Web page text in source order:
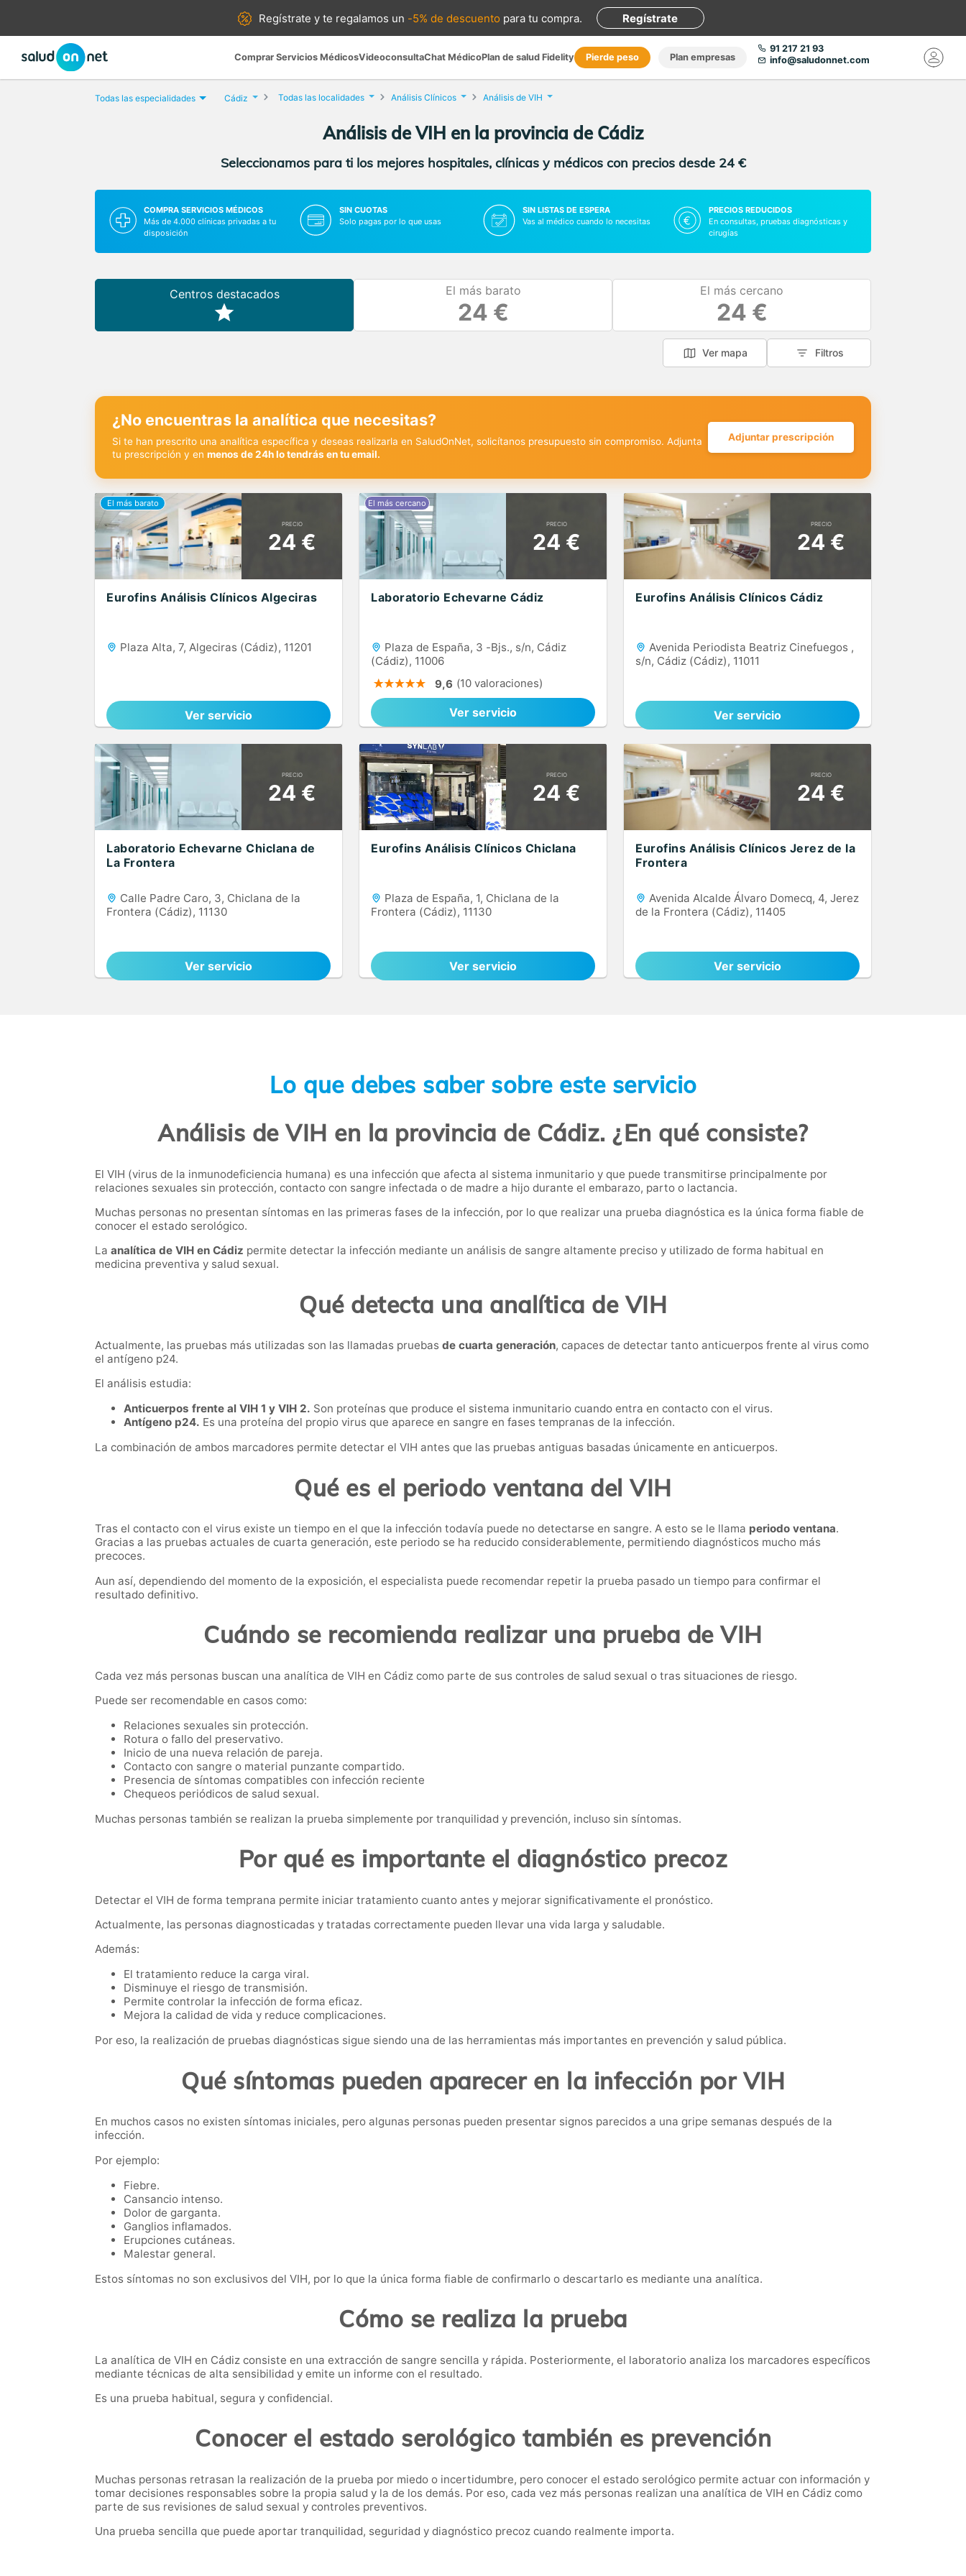
Regístrate yte regalamos un -5% de descuento para tu compra. Regístrate
Comprar Servicios MédicosVideoconsultaChat MédicoPlan de salud Fidelity Pierde peso Plan empresas
91 217 21 93
info@saludonnet.com
Todas las especialidades Cádiz Todas las localidades Análisis Clínicos Análisis de VIH
Análisis de VIH en la provincia de Cádiz
Seleccionamos para ti los mejores hospitales, clínicas y médicos con precios desde 24 €
COMPRA SERVICIOS MÉDICOS
Más de 4.000 clínicas privadas a tu
disposición
SIN CUOTAS
Solo pagas por lo que usas
SIN LISTAS DE ESPERA
Vas al médico cuando lo necesitas
PRECIOS REDUCIDOS
En consultas, pruebas diagnósticas y
cirugías
Centros destacados El más barato
24 €
El más cercano
24 €
Ver mapa Filtros
¿No encuentras la analítica que necesitas?
Si te han prescrito una analítica específica y deseas realizarla en SaludOnNet, solicítanos presupuesto sin compromiso. Adjunta
tu prescripción y en menos de 24h lo tendrás en tu email.
Adjuntar prescripción
PRECIO
24 €
Eurofins Análisis Clínicos Algeciras
Plaza Alta, 7, Algeciras (Cádiz), 11201
Ver servicio
PRECIO
24 €
Laboratorio Echevarne Cádiz
Plaza de España, 3 -Bjs., s/n, Cádiz
(Cádiz), 11006
9,6 (10 valoraciones)
Ver servicio
PRECIO
24 €
Eurofins Análisis Clínicos Cádiz
Avenida Periodista Beatriz Cinefuegos ,
s/n, Cádiz (Cádiz), 11011
Ver servicio
PRECIO
24 €
Laboratorio Echevarne Chiclana de
La Frontera
Calle Padre Caro, 3, Chiclana de la
Frontera (Cádiz), 11130
Ver servicio
PRECIO
24 €
Eurofins Análisis Clínicos Chiclana
Plaza de España, 1, Chiclana de la
Frontera (Cádiz), 11130
Ver servicio
PRECIO
24 €
Eurofins Análisis Clínicos Jerez de la
Frontera
Avenida Alcalde Álvaro Domecq, 4, Jerez
de la Frontera (Cádiz), 11405
Ver servicio
Lo que debes saber sobre este servicio
Análisis de VIH en la provincia de Cádiz. ¿En qué consiste?
El VIH (virus de la inmunodeficiencia humana) es una infección que afecta al sistema inmunitario y que puede transmitirse principalmente por
relaciones sexuales sin protección, contacto con sangre infectada o de madre a hijo durante el embarazo, parto o lactancia.
Muchas personas no presentan síntomas en las primeras fases de la infección, por lo que realizar una prueba diagnóstica es la única forma fiable de
conocer el estado serológico.
La analítica de VIH en Cádiz permite detectar la infección mediante un análisis de sangre altamente preciso y utilizado de forma habitual en
medicina preventiva y salud sexual.
Qué detecta una analítica de VIH
Actualmente, las pruebas más utilizadas son las llamadas pruebas de cuarta generación, capaces de detectar tanto anticuerpos frente al virus como
el antígeno p24.
El análisis estudia:
Anticuerpos frente al VIH 1 y VIH 2. Son proteínas que produce el sistema inmunitario cuando entra en contacto con el virus.
Antígeno p24. Es una proteína del propio virus que aparece en sangre en fases tempranas de la infección.
La combinación de ambos marcadores permite detectar el VIH antes que las pruebas antiguas basadas únicamente en anticuerpos.
Qué es el periodo ventana del VIH
Tras el contacto con el virus existe un tiempo en el que la infección todavía puede no detectarse en sangre. A esto se le llama periodo ventana.
Gracias a las pruebas actuales de cuarta generación, este periodo se ha reducido considerablemente, permitiendo diagnósticos mucho más
precoces.
Aun así, dependiendo del momento de la exposición, el especialista puede recomendar repetir la prueba pasado un tiempo para confirmar el
resultado definitivo.
Cuándo se recomienda realizar una prueba de VIH
Cada vez más personas buscan una analítica de VIH en Cádiz como parte de sus controles de salud sexual o tras situaciones de riesgo.
Puede ser recomendable en casos como:
Relaciones sexuales sin protección.
Rotura o fallo del preservativo.
Inicio de una nueva relación de pareja.
Contacto con sangre o material punzante compartido.
Presencia de síntomas compatibles con infección reciente
Chequeos periódicos de salud sexual.
Muchas personas también se realizan la prueba simplemente por tranquilidad y prevención, incluso sin síntomas.
Por qué es importante el diagnóstico precoz
Detectar el VIH de forma temprana permite iniciar tratamiento cuanto antes y mejorar significativamente el pronóstico.
Actualmente, las personas diagnosticadas y tratadas correctamente pueden llevar una vida larga y saludable.
Además:
El tratamiento reduce la carga viral.
Disminuye el riesgo de transmisión.
Permite controlar la infección de forma eficaz.
Mejora la calidad de vida y reduce complicaciones.
Por eso, la realización de pruebas diagnósticas sigue siendo una de las herramientas más importantes en prevención y salud pública.
Qué síntomas pueden aparecer en la infección por VIH
En muchos casos no existen síntomas iniciales, pero algunas personas pueden presentar signos parecidos a una gripe semanas después de la
infección.
Por ejemplo:
Fiebre.
Cansancio intenso.
Dolor de garganta.
Ganglios inflamados.
Erupciones cutáneas.
Malestar general.
Estos síntomas no son exclusivos del VIH, por lo que la única forma fiable de confirmarlo o descartarlo es mediante una analítica.
Cómo se realiza la prueba
La analítica de VIH en Cádiz consiste en una extracción de sangre sencilla y rápida. Posteriormente, el laboratorio analiza los marcadores específicos
mediante técnicas de alta sensibilidad y emite un informe con el resultado.
Es una prueba habitual, segura y confidencial.
Conocer el estado serológico también es prevención
Muchas personas retrasan la realización de la prueba por miedo o incertidumbre, pero conocer el estado serológico permite actuar con información y
tomar decisiones responsables sobre la propia salud y la de los demás. Por eso, cada vez más personas realizan una analítica de VIH en Cádiz como
parte de sus revisiones de salud sexual y controles preventivos.
Una prueba sencilla que puede aportar tranquilidad, seguridad y diagnóstico precoz cuando realmente importa.